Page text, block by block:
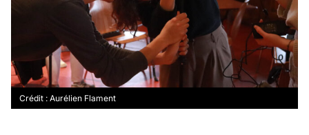
Crédit : Aurélien Flament